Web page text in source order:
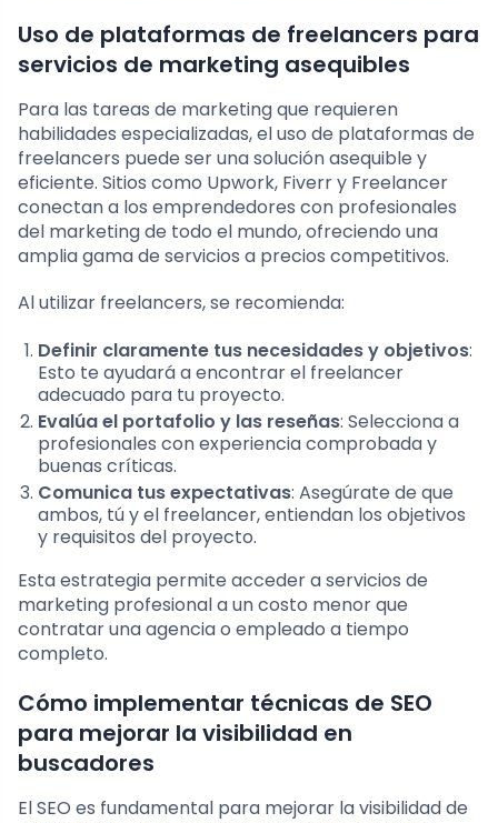
Uso de plataformas de freelancers para
servicios de marketing asequibles
Para las tareas de marketing que requieren
habilidades especializadas, el uso de plataformas de
freelancers puede ser una solución asequible y
eficiente. Sitios como Upwork, Fiverr y Freelancer
conectan a los emprendedores con profesionales
del marketing de todo el mundo, ofreciendo una
amplia gama de servicios a precios competitivos.
Al utilizar freelancers, se recomienda:
Definir claramente tus necesidades y objetivos:
Esto te ayudará a encontrar el freelancer
adecuado para tu proyecto.
Evalúa el portafolio y las reseñas: Selecciona a
profesionales con experiencia comprobada y
buenas críticas.
Comunica tus expectativas: Asegúrate de que
ambos, tú y el freelancer, entiendan los objetivos
y requisitos del proyecto.
Esta estrategia permite acceder a servicios de
marketing profesional a un costo menor que
contratar una agencia o empleado a tiempo
completo.
Cómo implementar técnicas de SEO
para mejorar la visibilidad en
buscadores
El SEO es fundamental para mejorar la visibilidad de